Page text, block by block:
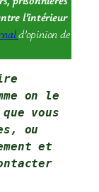
l’intérieur
d’opinion de
on le
vous
ou
et